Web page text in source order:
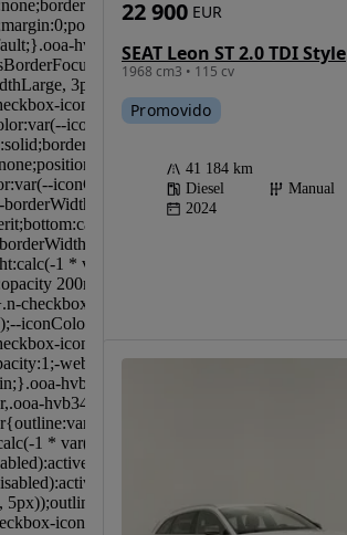
SEAT Leon ST 2.0 TDI Style
1968 cm3 • 115 cv
22 900 EUR
Promovido
41 184 km
Diesel
Manual
2024